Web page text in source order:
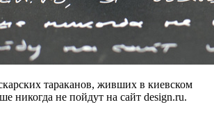
тараканов, живших в киевском
никогда не пойдут на сайт design.ru.